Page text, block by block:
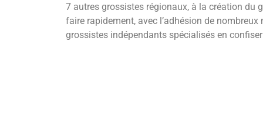
7 autres grossistes régionaux, à la création du
faire rapidement, avec l’adhésion de nombreux
grossistes indépendants spécialisés en